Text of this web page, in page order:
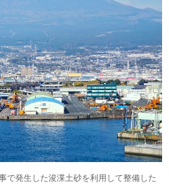
で発生した浚渫土砂を利用して整備した